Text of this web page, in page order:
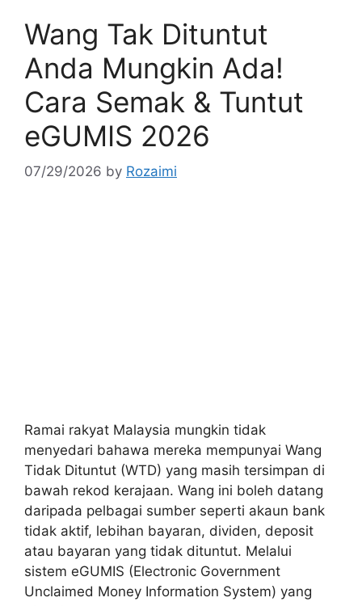
Wang Tak Dituntut
Anda Mungkin Ada!
Cara Semak & Tuntut
eGUMIS 2026
07/29/2026 by Rozaimi
Ramai rakyat Malaysia mungkin tidak
menyedari bahawa mereka mempunyai Wang
Tidak Dituntut (WTD) yang masih tersimpan di
bawah rekod kerajaan. Wang ini boleh datang
daripada pelbagai sumber seperti akaun bank
tidak aktif, lebihan bayaran, dividen, deposit
atau bayaran yang tidak dituntut. Melalui
sistem eGUMIS (Electronic Government
Unclaimed Money Information System) yang